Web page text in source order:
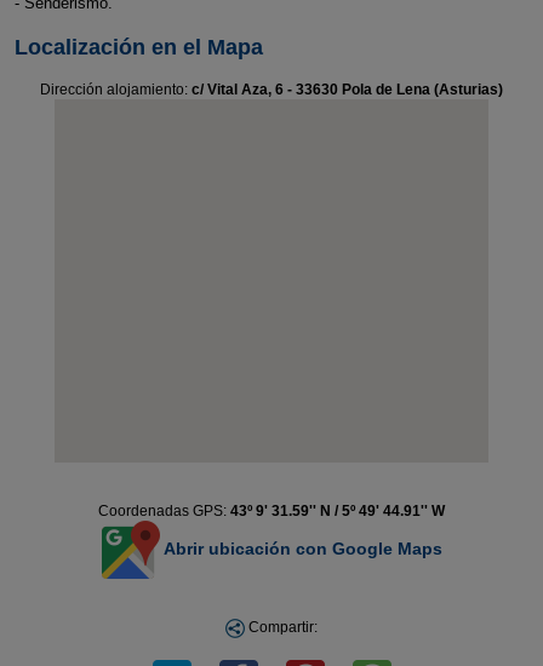
Localización en el Mapa
Dirección alojamiento: c/ Vital Aza, 6 - 33630 Pola de Lena (Asturias)
Coordenadas GPS: 43º 9' 31.59'' N / 5º 49' 44.91'' W
Abrir ubicación con Google Maps
Compartir: